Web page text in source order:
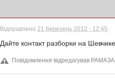
Відправлено21 березень 2012 - 12:45
Дайте контакт разборки на
Повідомлення відредагував